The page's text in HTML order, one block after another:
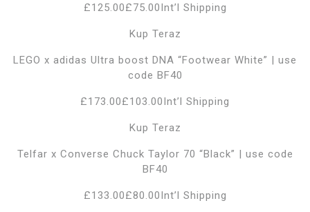
£125.00£75.00Int’l Shipping
Kup Teraz
LEGO x adidas Ultra boost DNA “Footwear White” | use
code BF40
£173.00£103.00Int’l Shipping
Kup Teraz
Telfar x Converse Chuck Taylor 70 “Black” | use code
BF40
£133.00£80.00Int’l Shipping